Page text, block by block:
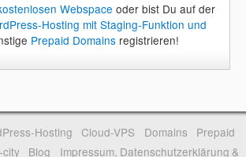
Webspace oder bist Du auf der
Hosting mit Staging-Funktion und
Prepaid Domains registrieren!
Hosting Cloud-VPS Domains
Prepaid
city Blog Impressum, Datenschutzerklärung &